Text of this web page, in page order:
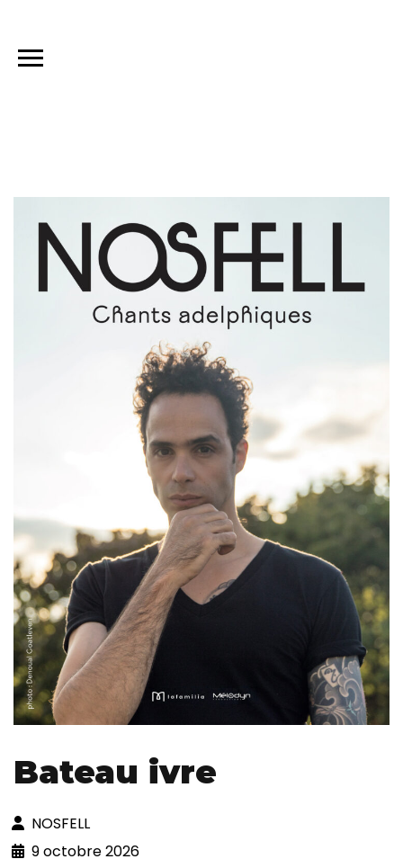
Bateau ivre
NOSFELL
9 octobre 2026